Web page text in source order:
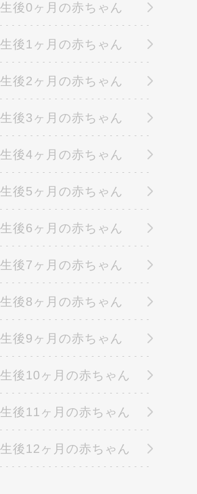
生後0ヶ月の赤ちゃん
生後1ヶ月の赤ちゃん
生後2ヶ月の赤ちゃん
生後3ヶ月の赤ちゃん
生後4ヶ月の赤ちゃん
生後5ヶ月の赤ちゃん
生後6ヶ月の赤ちゃん
生後7ヶ月の赤ちゃん
生後8ヶ月の赤ちゃん
生後9ヶ月の赤ちゃん
生後10ヶ月の赤ちゃん
生後11ヶ月の赤ちゃん
生後12ヶ月の赤ちゃん